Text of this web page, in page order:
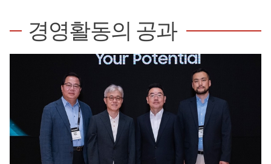
경영활동의 공과